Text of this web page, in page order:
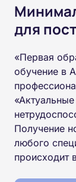
для
«Первая
обучение в
Получение
любого
происходит